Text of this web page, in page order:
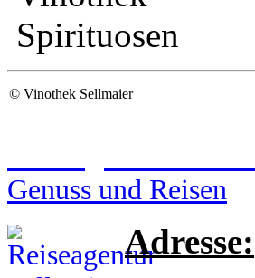
© Vinothek Sellmaier
Genuss und Reisen
Adresse: